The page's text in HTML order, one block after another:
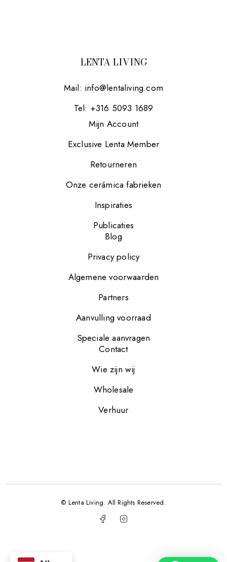
LENTA LIVING
Mail: info@lentaliving.com
Tel: +316 5093 1689
Mijn Account
Exclusive Lenta Member
Retourneren
Onze cerámica fabrieken
Inspiraties
Publicaties
Blog
Privacy policy
Algemene voorwaarden
Partners
Aanvulling voorraad
Speciale aanvragen
Contact
Wie zijn wij
Wholesale
Verhuur
© Lenta Living. All Rights Reserved.